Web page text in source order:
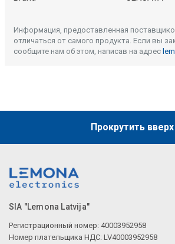
Информация, предоставленная
отличаться от самого продукта. Если вы
сообщите нам об этом, написав на адрес
Прокрутить вверх
SIA "Lemona Latvija"
Регистрационный номер: 40003952958
Номер плательщика НДС: LV40003952958